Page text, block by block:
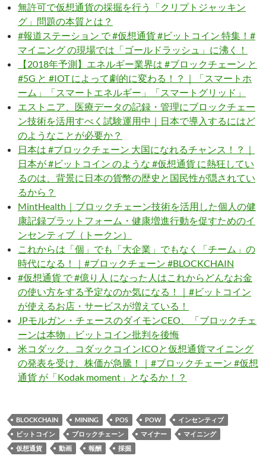
無許可で仮想通貨の採掘を行う「クリプトジャッキン
グ」問題の本質とは？
#報道ステーション で #仮想通貨 #ビットコイン 特集！#
マイニング の現場では「ゴールドラッシュ」に沸く！
【2018年予測】エネルギー業界は #ブロックチェーン と
#5G と #IOT によって劇的に変わる！？｜「スマートホ
ーム」「スマートエネルギー」「スマートグリッド」
エストニア、医療データの記録・管理にブロックチェー
ン技術を活用すべく試験運用中｜日本で導入するにはど
のようなことが必要か？
日本は #ブロックチェーン 大国になれるチャンス！？｜
日本が #ビットコイン のような #仮想通貨 に熱狂してい
るのは、背景に日本の貨幣の歴史と国民性が隠されてい
るから？
MintHealth｜ブロックチェーン技術を活用した個人の健
康記録プラットフォーム・健康増進行動を促すためのイ
ンセンティブ（トークン）
これからは「個」でも「大企業」でもなく「チーム」の
時代になる！｜#ブロックチェーン #BLOCKCHAIN
#仮想通貨 で #億り人 になった人はこれからどんなお金
の使い方をする予定なのか気になる！｜#ビットコイン
が使えるお店・サービスが増えている！
JPモルガン・チェースのダイモンCEO、「ブロックチェ
ーンは本物」ビットコイン批判を後悔
米コダック、コダックコインICOと仮想通貨マイニング
の発表を受け、株価が急騰！｜#ブロックチェーン #仮想
通貨 が「Kodak moment」となるか！？
BLOCKCHAIN MINING POS POW
インセンティブ
ビットコイン
ブロックチェーン マイナー
マイニング
仮想通貨
動画 報酬 採掘